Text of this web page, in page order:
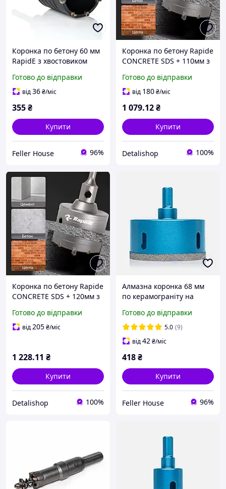
Коронка по бетону 60 мм
RapidE з хвостовиком
Готово до відправки
від36₴/міс
355₴
Купити
Feller House 96%
Коронка по бетону Rapide
CONCRETE SDS + 110мм з
Готово до відправки
від 180₴/міс
1 079.12₴
Купити
Detalishop 100%
Коронка по бетону Rapide
CONCRETE SDS + 120мм з
Готово до відправки
від205₴/міс
1 228.11 ₴
Купити
Detalishop 100%
Алмазна коронка 68 мм
по керамограніту на
Готово до відправки
5.0 (9)
від42₴/міс
418₴
Купити
Feller House 96%